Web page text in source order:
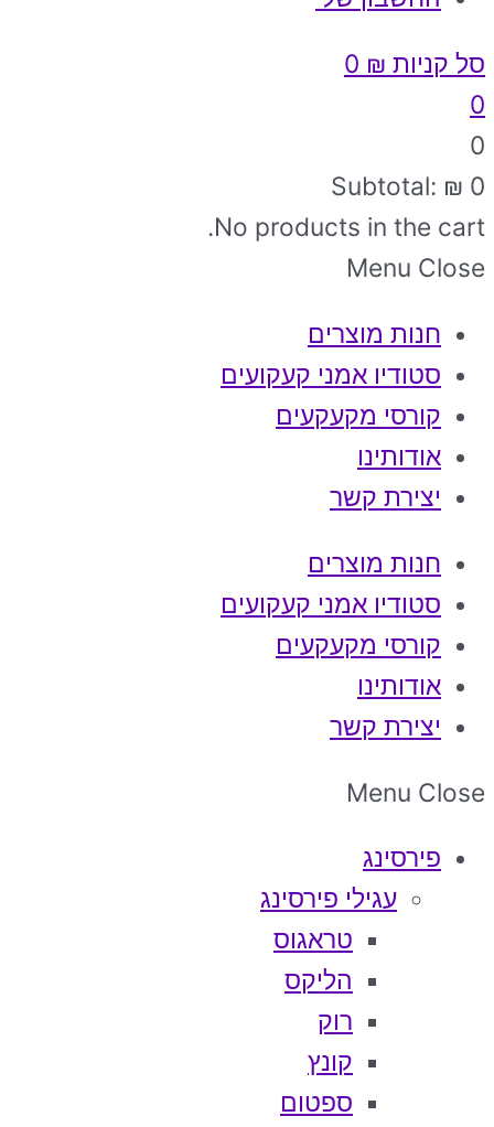
סל קניות ₪
0
0
Subtotal: ₪ 0
No products in the cart.
Menu Close
חנות מוצרים
סטודיו אמני קעקועים
קורסי מקעקעים
אודותינו
יצירת קשר
חנות מוצרים
סטודיו אמני קעקועים
קורסי מקעקעים
אודותינו
יצירת קשר
Menu Close
פירסינג
עגילי פירסינג
טראגוס
הליקס
רוק
קונץ
ספטום